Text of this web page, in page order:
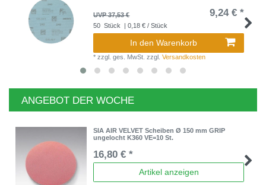
UVP 37,53 € 9,24 € *
50 Stück | 0,18 € / Stück
In den Warenkorb
*zzgl. ges. MwSt. zzgl.Versandkosten
ANGEBOT DER WOCHE
SIA AIR VELVET Scheiben Ø 150 mm GRIP
ungelocht K360 VE=10 St.
16,80 € *
Artikel anzeigen